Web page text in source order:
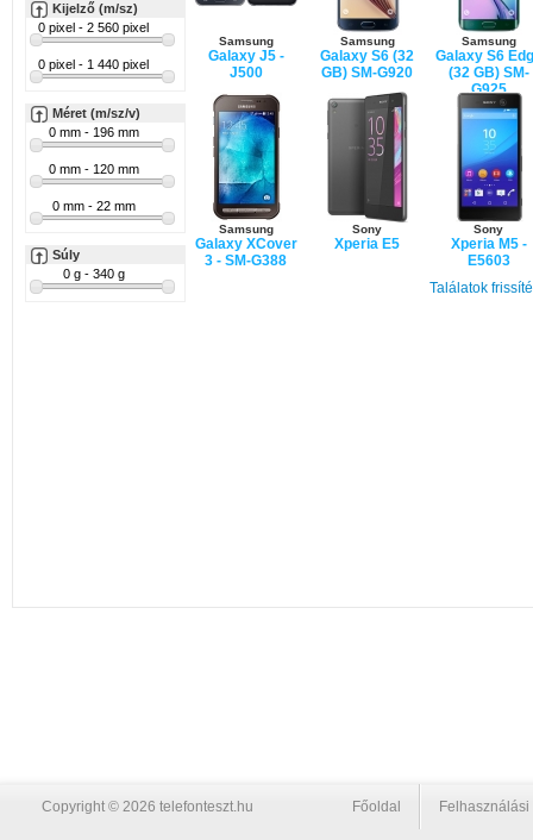
Kijelző (m/sz)
Méret (m/sz/v)
Súly
Samsung
Galaxy J5 -
J500
Samsung
Galaxy S6 (32
GB) SM-G920
Samsung
Galaxy S6
(32 GB) SM-
G925
Samsung
Galaxy XCover
3 - SM-G388
Sony
Xperia E5
Sony
Xperia M5 -
E5603
Találatok
Copyright © 2026 telefonteszt.hu Főoldal